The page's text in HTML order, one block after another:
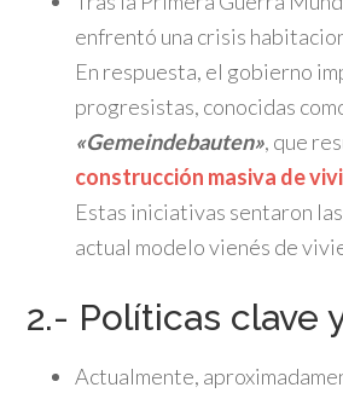
enfrentó una crisis
En respuesta, el gobierno
progresistas, conocidas
«Gemeindebauten», que
construcción masiva de
Estas iniciativas sentaron
actual modelo vienés de
2.- Políticas clave
Actualmente,